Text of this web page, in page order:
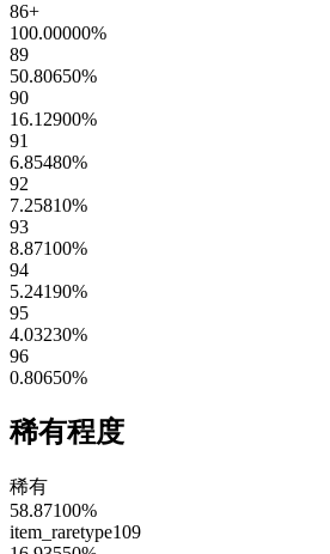
86+
100.00000%
89
50.80650%
90
16.12900%
91
6.85480%
92
7.25810%
93
8.87100%
94
5.24190%
95
4.03230%
96
0.80650%
稀有程度
稀有
58.87100%
item_raretype109